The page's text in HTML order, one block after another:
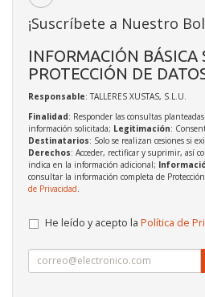
¡Suscríbete a Nuestro
INFORMACIÓN BÁSICA
PROTECCIÓN DE
Responsable: TALLERES XUSTAS, S.L.U.
Finalidad: Responder las consultas
información solicitada; Legitimación:
Destinatarios: Solo se realizan cesiones si
Derechos: Acceder, rectificar y suprimir, así
indica en la información adicional;
consultar la información completa de
de Privacidad
He leído y acepto la Política de